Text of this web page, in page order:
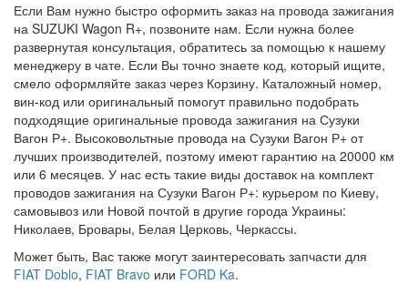
Если Вам нужно быстро оформить заказ на провода зажигания
на SUZUKI Wagon R+, позвоните нам. Если нужна более
развернутая консультация, обратитесь за помощью к нашему
менеджеру в чате. Если Вы точно знаете код, который ищите,
смело оформляйте заказ через Корзину. Каталожный номер,
вин-код или оригинальный помогут правильно подобрать
подходящие оригинальные провода зажигания на Сузуки
Вагон Р+. Высоковольтные провода на Сузуки Вагон Р+ от
лучших производителей, поэтому имеют гарантию на 20000 км
или 6 месяцев. У нас есть такие виды доставок на комплект
проводов зажигания на Сузуки Вагон Р+: курьером по Киеву,
самовывоз или Новой почтой в другие города Украины:
Николаев, Бровары, Белая Церковь, Черкассы.
Может быть, Вас также могут заинтересовать запчасти для
FIAT Doblo, FIAT Bravo или FORD Ka.